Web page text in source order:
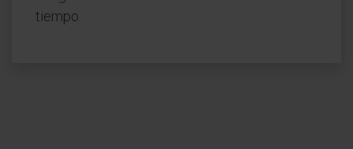
tiempo.